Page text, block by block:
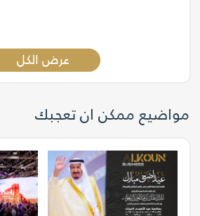
عرض الكل
مواضيع ممكن ان تعجبك